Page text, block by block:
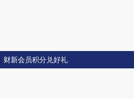
财新会员积分兑好礼